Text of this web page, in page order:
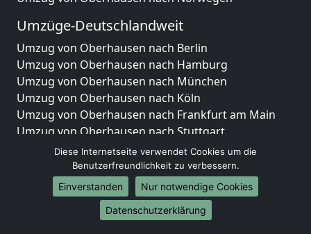
Umzüge-Deutschlandweit
Umzug von Oberhausen nach Berlin
Umzug von Oberhausen nach Hamburg
Umzug von Oberhausen nach München
Umzug von Oberhausen nach Köln
Umzug von Oberhausen nach Frankfurt am Main
Umzug von Oberhausen nach Stuttgart
Umzug von Oberhausen nach Düsseldorf
Umzug von Oberhausen nach Leipzig
Umzug von Oberhausen nach Dortmund
Umzug von Oberhausen nach Essen
Umzug von Oberhausen nach Bremen
Diese Internetseite verwendet Cookies um die
Benutzerfreundlichkeit zu verbessern.
Einverstanden
Nur notwendige Cookies
Datenschutzerklärung